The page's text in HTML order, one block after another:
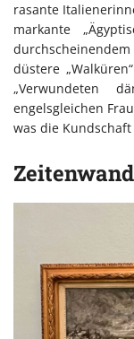
rasante
markante
düstere
„Verwundeten
engelsgleichen
was die